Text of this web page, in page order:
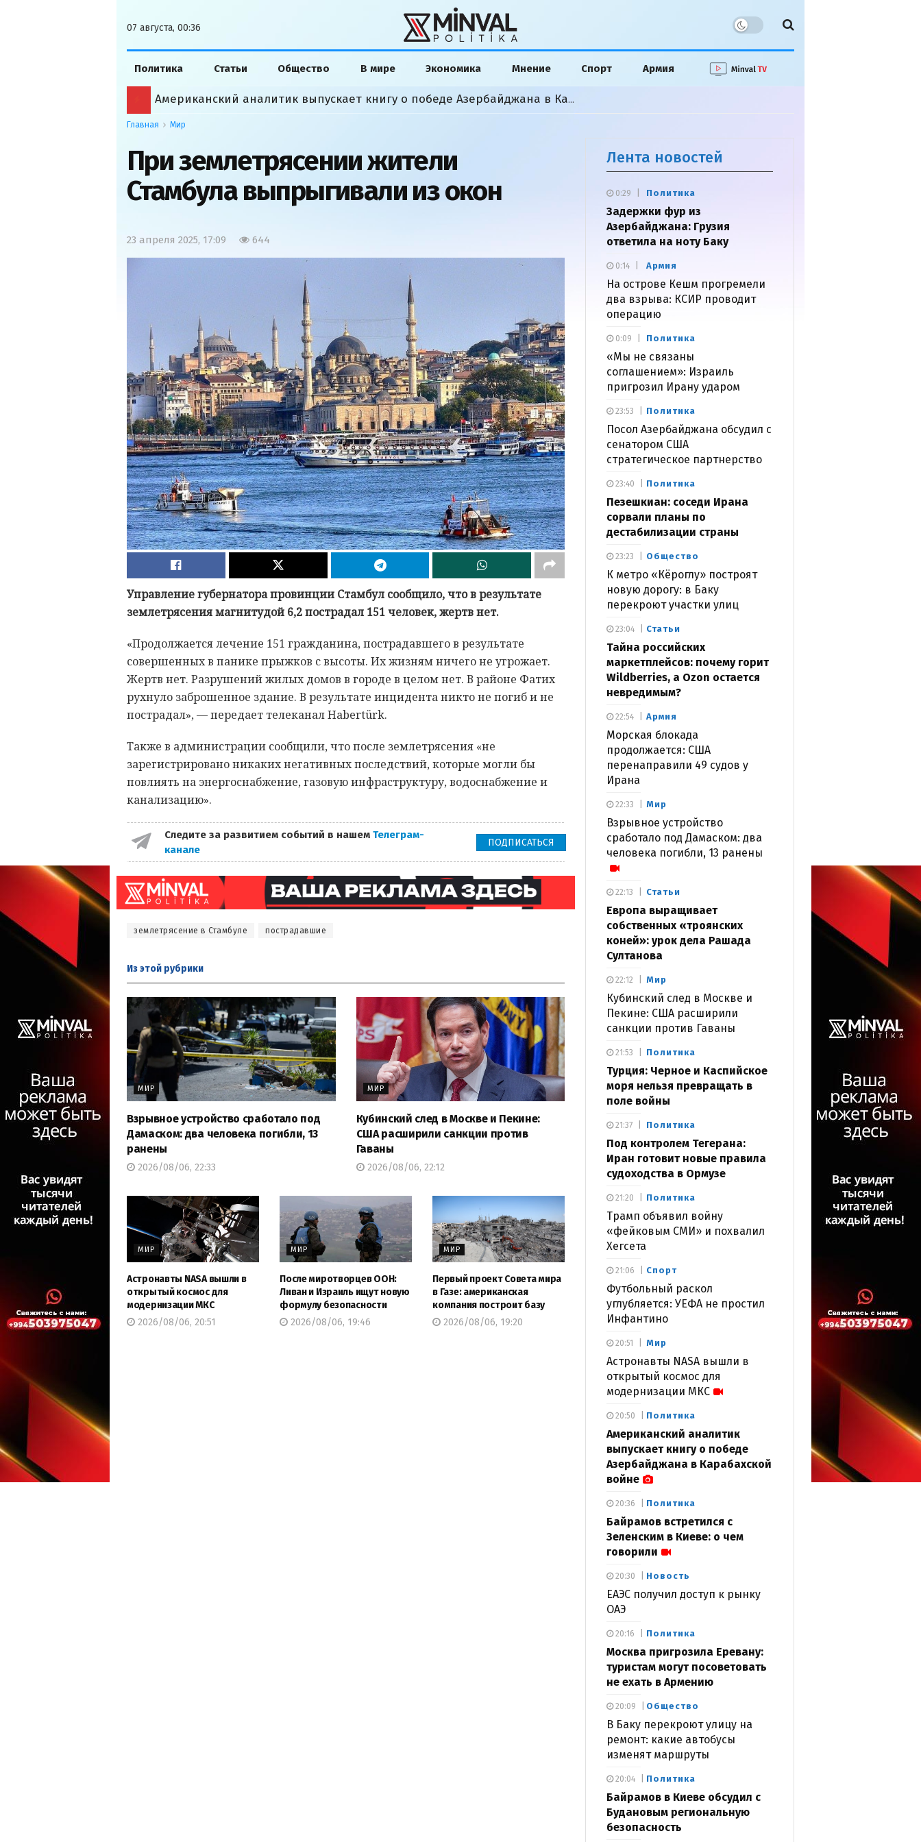
07 августа, 00:36
Политика Статьи Общество В мире Экономика Мнение Спорт Армия
Американский аналитик выпускает книгу о победе Азербайджана в Карабахской войне
Главная Мир
При землетрясении жители
Стамбула выпрыгивали из окон
23 апреля 2025, 17:09 644
Управление губернатора провинции Стамбул сообщило, что в результате
землетрясения магнитудой 6,2 пострадал 151 человек, жертв нет.
«Продолжается лечение 151 гражданина, пострадавшего в результате
совершенных в панике прыжков с высоты. Их жизням ничего не угрожает.
Жертв нет. Разрушений жилых домов в городе в целом нет. В районе Фатих
рухнуло заброшенное здание. В результате инцидента никто не погиб и не
пострадал», — передает телеканал Habertürk.
Также в администрации сообщили, что после землетрясения «не
зарегистрировано никаких негативных последствий, которые могли бы
повлиять на энергоснабжение, газовую инфраструктуру, водоснабжение и
канализацию».
Следите за развитием событий в нашем Телеграм-
канале
ПОДПИСАТЬСЯ
землетрясение в Стамбуле пострадавшие
Из этой рубрики
МИР
Взрывное устройство сработало под
Дамаском: два человека погибли, 13
ранены
2026/08/06, 22:33
МИР
Кубинский след в Москве и Пекине:
США расширили санкции против
Гаваны
2026/08/06, 22:12
МИР
Астронавты NASA вышли в
открытый космос для
модернизации МКС
2026/08/06, 20:51
МИР
После миротворцев ООН:
Ливан и Израиль ищут новую
формулу безопасности
2026/08/06, 19:46
МИР
Первый проект Совета мира
в Газе: американская
компания построит базу
2026/08/06, 19:20
Лента новостей
Политика
Задержки фур из
Азербайджана: Грузия
ответила на ноту Баку
0:29
Армия
На острове Кешм прогремели
два взрыва: КСИР проводит
операцию
0:14
Политика
«Мы не связаны
соглашением»: Израиль
пригрозил Ирану ударом
0:09
Политика
Посол Азербайджана обсудил с
сенатором США
стратегическое партнерство
23:53
Политика
Пезешкиан: соседи Ирана
сорвали планы по
дестабилизации страны
23:40
Общество
К метро «Кёроглу» построят
новую дорогу: в Баку
перекроют участки улиц
23:23
Статьи
Тайна российских
маркетплейсов: почему горит
Wildberries, а Ozon остается
невредимым?
23:04
Армия
Морская блокада
продолжается: США
перенаправили 49 судов у
Ирана
22:54
Мир
Взрывное устройство
сработало под Дамаском: два
человека погибли, 13 ранены
22:33
Статьи
Европа выращивает
собственных «троянских
коней»: урок дела Рашада
Султанова
22:13
Мир
Кубинский след в Москве и
Пекине: США расширили
санкции против Гаваны
22:12
Политика
Турция: Черное и Каспийское
моря нельзя превращать в
поле войны
21:53
Политика
Под контролем Тегерана:
Иран готовит новые правила
судоходства в Ормузе
21:37
Политика
Трамп объявил войну
«фейковым СМИ» и похвалил
Хегсета
21:20
Спорт
Футбольный раскол
углубляется: УЕФА не простил
Инфантино
21:06
Мир
Астронавты NASA вышли в
открытый космос для
модернизации МКС
20:51
Политика
Американский аналитик
выпускает книгу о победе
Азербайджана в Карабахской
войне
20:50
Политика
Байрамов встретился с
Зеленским в Киеве: о чем
говорили
20:36
Новость
ЕАЭС получил доступ к рынку
ОАЭ
20:30
Политика
Москва пригрозила Еревану:
туристам могут посоветовать
не ехать в Армению
20:16
Общество
В Баку перекроют улицу на
ремонт: какие автобусы
изменят маршруты
20:09
Политика
Байрамов в Киеве обсудил с
Будановым региональную
безопасность
20:04